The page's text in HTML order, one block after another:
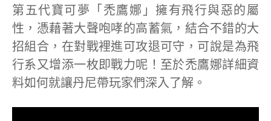
第五代寶可夢「禿鷹娜」擁有飛行與惡的屬
性，憑藉著大聲咆哮的高蓄氣，結合不錯的大
招組合，在對戰裡進可攻退可守，可說是為飛
行系又增添一枚即戰力呢！至於禿鷹娜詳細資
料如何就讓丹尼帶玩家們深入了解。